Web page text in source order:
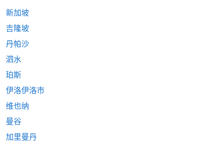
新加坡
吉隆坡
丹帕沙
泗水
珀斯
伊洛伊洛市
维也纳
曼谷
加里曼丹